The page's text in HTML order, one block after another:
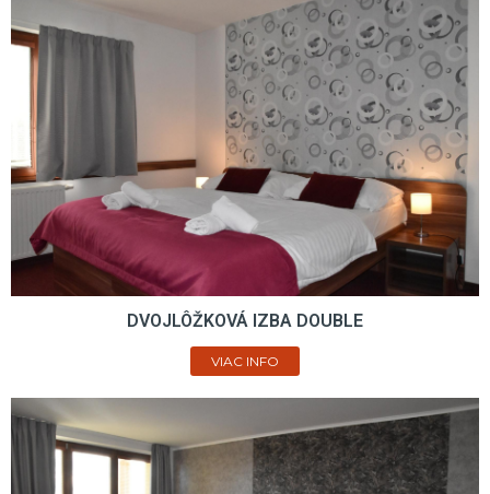
DVOJLÔŽKOVÁ IZBA DOUBLE
VIAC INFO